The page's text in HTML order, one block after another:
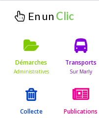
En un
Démarches Transports
Collecte Publications